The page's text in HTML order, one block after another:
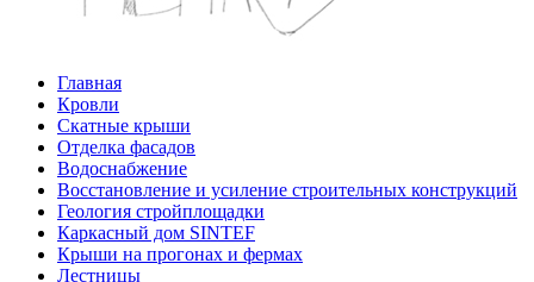
Главная
Кровли
Скатные крыши
Отделка фасадов
Водоснабжение
Восстановление и усиление строительных конструкций
Геология стройплощадки
Каркасный дом SINTEF
Крыши на прогонах и фермах
Лестницы